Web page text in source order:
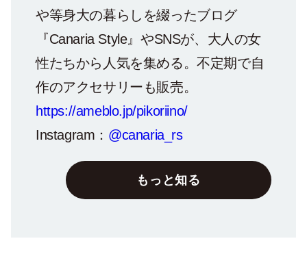
や等身大の暮らしを綴ったブログ
『Canaria Style』やSNSが、大人の女
性たちから人気を集める。不定期で自
作のアクセサリーも販売。
https://ameblo.jp/pikoriino/
Instagram： @canaria_rs
もっと知る